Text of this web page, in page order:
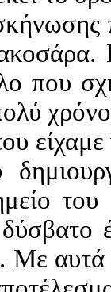
που
Με αυτά